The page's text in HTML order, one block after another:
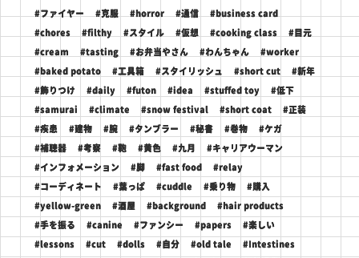
#ファイヤー #克服 #horror #通信 #business card
#chores #filthy #スタイル #仮想 #cooking class #目元
#cream #tasting #お弁当やさん #わんちゃん #worker
#baked potato #工具箱 #スタイリッシュ #short cut #新年
#飾りつけ #daily #futon #idea #stuffed toy #低下
#samurai #climate #snow festival #short coat #正装
#疾患 #建物 #腕 #タンブラー #秘書 #巻物 #ケガ
#補聴器 #考察 #鞄 #黄色 #九月 #キャリアウーマン
#インフォメーション #脚 #fast food #relay
#コーディネート #葉っぱ #cuddle #乗り物 #購入
#yellow-green #酒屋 #background #hair products
#手を振る #canine #ファンシー #papers #楽しい
#lessons #cut #dolls #自分 #old tale #Intestines